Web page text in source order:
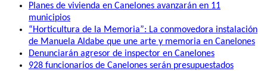
Planes de vivienda en Canelones avanzarán en 11
municipios
“Horticultura de la Memoria”: La conmovedora instalación
de Manuela Aldabe que une arte y memoria en Canelones
Denunciarán agresor de inspector en Canelones
928 funcionarios de Canelones serán presupuestados